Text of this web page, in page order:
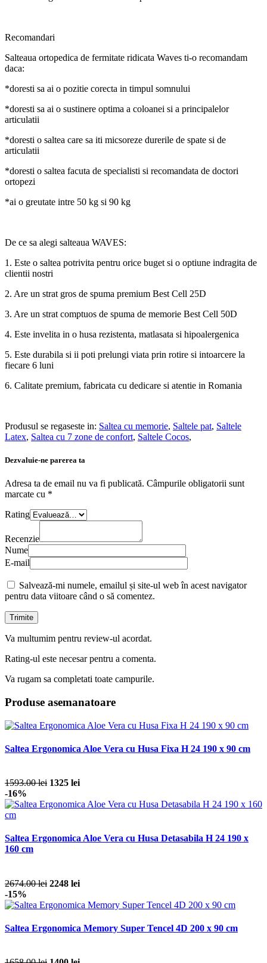
Recomandari
Salteaua ortopedica de fermitate ridicata Waves ti-o recomandam
daca:
*doresti sa ai o pozitie corecta in timpul somnului
*doresti sa ai o sustinere optima a coloanei si a principalelor
articulatii
*doresti o saltea care sa iti micsoreze durerile de spate si de
articulatii
*doresti o saltea facuta de specialisti si recomandata de doctori
ortopezi
*ai o greutate intre 50 kg si 90 kg
De ce sa alegi salteaua WAVES:
1. Este o saltea potrivita pentru orice buget si o optiune indragita de
clientii nostri
2. Are un strat gros de spuma premium Best Cell 25D
3. Are un strat comptuos de spuma de memorie Best Cell 50D
4. Este invelita in o husa rezistenta, matlasata si hipoalergenica
5. Este durabila si ii poti prelungi viata prin rotire si intoarcere la
fiecare 6 luni
6. Calitate premium, fabricata cu dedicare si atentie in Romania
Produsul se regaseste in: Saltea cu memorie, Saltele pat, Saltele
Latex, Saltea cu 7 zone de confort, Saltele Cocos,
Dezvaluie-ne parerea ta
Adresa ta de email nu va fi publicată. Câmpurile obligatorii sunt
marcate cu *
Rating
Recenzie
Nume
E-mail
Salvează-mi numele, emailul și site-ul web în acest navigator
pentru data viitoare când o să comentez.
Va multumim pentru review-ul acordat.
Rating-ul este necesar pentru a comenta.
Va rugam sa completati toate campurile.
Produse asemanatoare
Saltea Ergonomica Aloe Vera cu Husa Fixa H 24 190 x 90 cm
1593.00 lei 1325 lei
-16%
Saltea Ergonomica Aloe Vera cu Husa Detasabila H 24 190 x
160 cm
2674.00 lei 2248 lei
-15%
Saltea Ergonomica Memory Super Tencel 4D 200 x 90 cm